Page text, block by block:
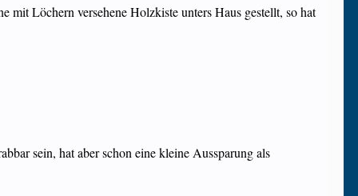
mit Löchern versehene Holzkiste unters Haus gestellt, so hat
sein, hat aber schon eine kleine Aussparung als